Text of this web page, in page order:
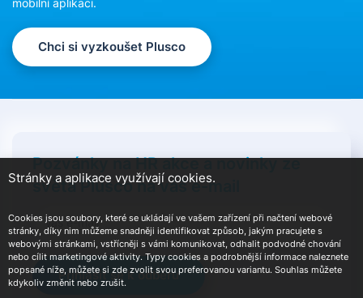
Chci si vyzkoušet Plusco
Pozvánky na HR akce a novinky ze
světa Plusco na váš e-mail
Přihlásit se k odběru
Stránky a aplikace využívají cookies.
Cookies jsou soubory, které se ukládají ve vašem zařízení při načtení webové
stránky, díky nim můžeme snadněji identifikovat způsob, jakým pracujete s
webovými stránkami, vstřícněji s vámi komunikovat, odhalit podvodné chování
nebo cílit marketingové aktivity. Typy cookies a podrobnější informace naleznete
popsané níže, můžete si zde zvolit svou preferovanou variantu. Souhlas můžete
kdykoliv změnit nebo zrušit.